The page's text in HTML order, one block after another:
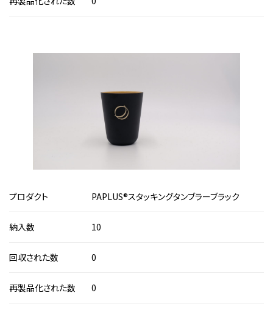
プロダクト PAPLUS®スタッキングタンブラーブラック
納入数 10
回収された数 0
再製品化された数 0